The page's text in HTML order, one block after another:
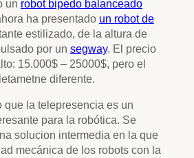
un robot bipedo balanceado
ha presentado un robot de
estilizado, de la altura de
por un segway. El precio
15.000$ – 25000$, pero el
diferente.
que la telepresencia es un
para la robótica. Se
solucion intermedia en la que
mecánica de los robots con la